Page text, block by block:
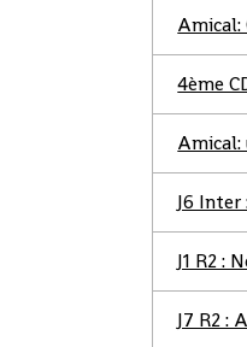
Amical:
4ème
Amical:
J6 Inter
J1 R2 :
J7 R2 :